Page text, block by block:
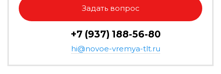
Задать вопрос
+7 (937) 188-56-80
hi@novoe-vremya-tlt.ru